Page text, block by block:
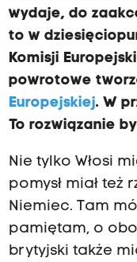
wydaje, do
to w
Komisji
powrotowe
Europejskiej. W
To rozwiązanie
Nie tylko Włosi
pomysł miał też
Niemiec. Tam
pamiętam, o
brytyjski także